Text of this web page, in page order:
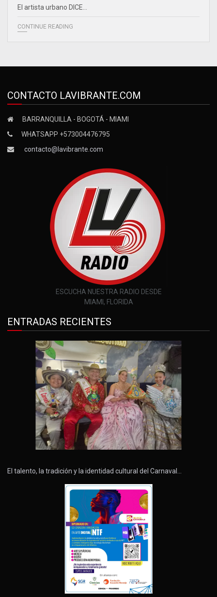
El artista urbano DICE…
CONTINUE READING
CONTACTO LAVIBRANTE.COM
BARRANQUILLA - BOGOTÁ - MIAMI
WHATSAPP +573004476795
contacto@lavibrante.com
ESCUCHA NUESTRA RADIO DESDE
MIAMI, FLORIDA
ENTRADAS RECIENTES
El talento, la tradición y la identidad cultural del Carnaval…